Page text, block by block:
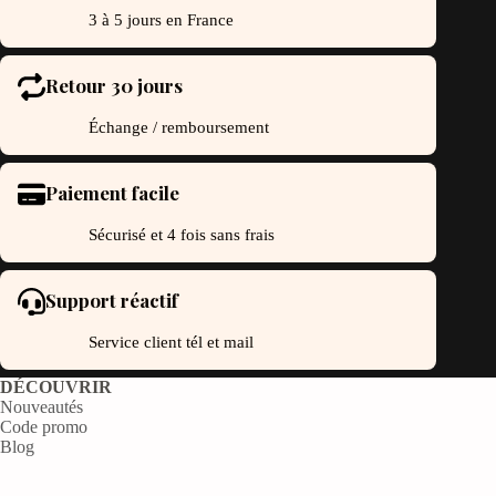
3 à 5 jours en France
Retour 30 jours
Échange / remboursement
Paiement facile
Sécurisé et 4 fois sans frais
Support réactif
Service client tél et mail
DÉCOUVRIR
Nouveautés
Code promo
Blog